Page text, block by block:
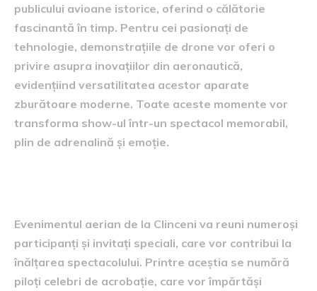
publicului avioane istorice, oferind o călătorie
fascinantă în timp. Pentru cei pasionați de
tehnologie, demonstrațiile de drone vor oferi o
privire asupra inovațiilor din aeronautică,
evidențiind versatilitatea acestor aparate
zburătoare moderne. Toate aceste momente vor
transforma show-ul într-un spectacol memorabil,
plin de adrenalină și emoție.
Evenimentul aerian de la Clinceni va reuni numeroși
participanți și invitați speciali, care vor contribui la
înălțarea spectacolului. Printre aceștia se numără
piloți celebri de acrobație, care vor împărtăși